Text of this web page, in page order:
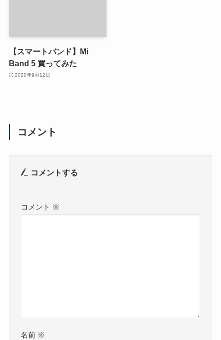
【スマートバンド】Mi
Band 5 買ってみた
2020年9月12日
コメント
コメントする
コメント ※
名前 ※